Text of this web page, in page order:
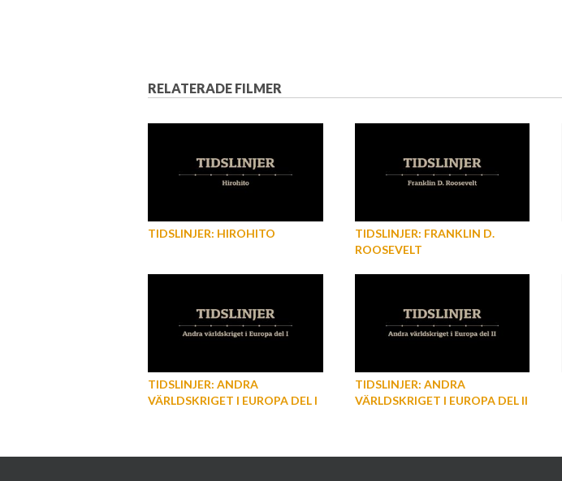
RELATERADE FILMER
TIDSLINJER: HIROHITO
TIDSLINJER: FRANKLIN D.
ROOSEVELT
TIDSLINJER: ANDRA
VÄRLDSKRIGET I EUROPA DEL I
TIDSLINJER: ANDRA
VÄRLDSKRIGET I EUROPA DEL II